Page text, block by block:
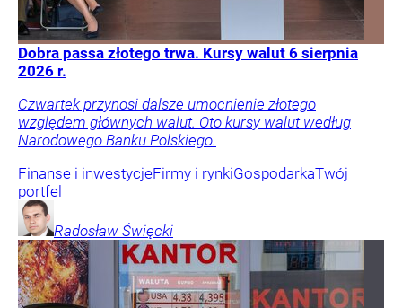
Dobra passa złotego trwa. Kursy walut 6 sierpnia
2026 r.
Czwartek przynosi dalsze umocnienie złotego
względem głównych walut. Oto kursy walut według
Narodowego Banku Polskiego.
Finanse i inwestycjeFirmy i rynkiGospodarkaTwój
portfel
Radosław Święcki